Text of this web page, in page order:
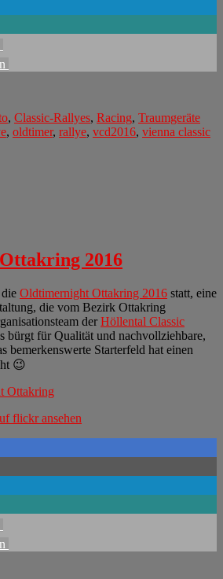
, Classic-Rallyes, Racing, Traumgeräte
, oldtimer, rallye, vcd2016, vienna classic
2016
Oldtimernight Ottakring 2016 statt, eine
die vom Bezirk Ottakring
der Höllental Classic
bürgt für Qualität und nachvollziehbare,
bemerkenswerte Starterfeld hat einen
😉
flickr ansehen